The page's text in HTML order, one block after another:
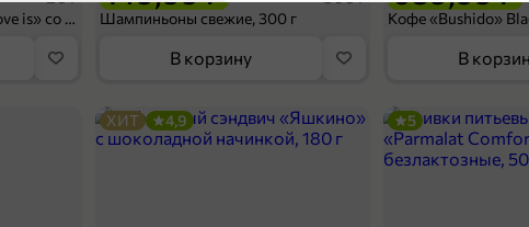
Срок хранения
Конфеты освежающие «Love is» со вкусом морской соли и маракуйи, 20 г Шампиньоны свежие, 300 г
В корзину В
ХИТ 4,9 5